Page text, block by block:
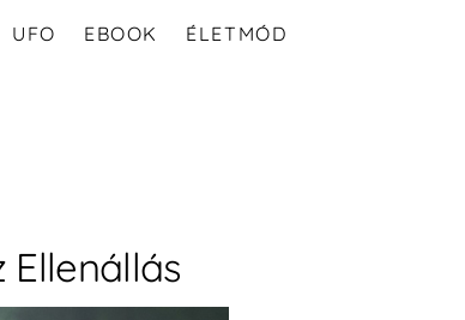
UFO EBOOK ÉLETMÓD
Ellenállás